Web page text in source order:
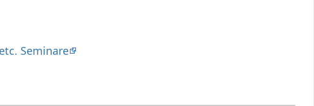
Seminare